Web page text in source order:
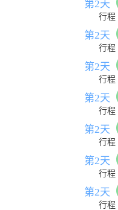
第2天
行程
第2天
行程
第2天
行程
第2天
行程
第2天
行程
第2天
行程
第2天
行程